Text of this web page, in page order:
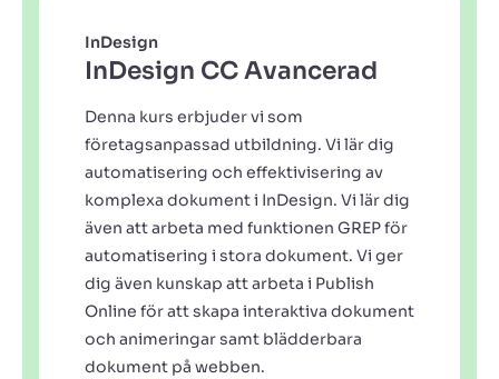
InDesign
InDesign CC Avancerad
Denna kurs erbjuder vi som
företagsanpassad utbildning. Vi lär dig
automatisering och effektivisering av
komplexa dokument i InDesign. Vi lär dig
även att arbeta med funktionen GREP för
automatisering i stora dokument. Vi ger
dig även kunskap att arbeta i Publish
Online för att skapa interaktiva dokument
och animeringar samt blädderbara
dokument på webben.